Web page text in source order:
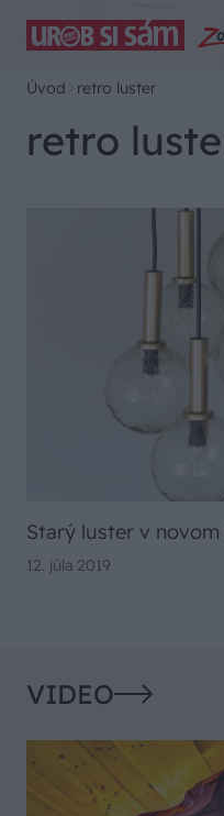
Úvod retro luster
retro
Starý luster v
12. júla 2019
VIDEO